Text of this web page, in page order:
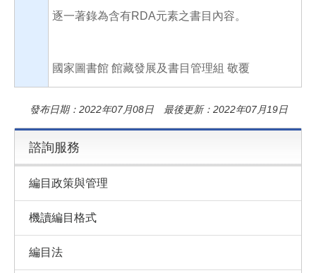
逐一著錄為含有RDA元素之書目內容。
國家圖書館 館藏發展及書目管理組 敬覆
發布日期：2022年07月08日 最後更新：2022年07月19日
諮詢服務
編目政策與管理
機讀編目格式
編目法